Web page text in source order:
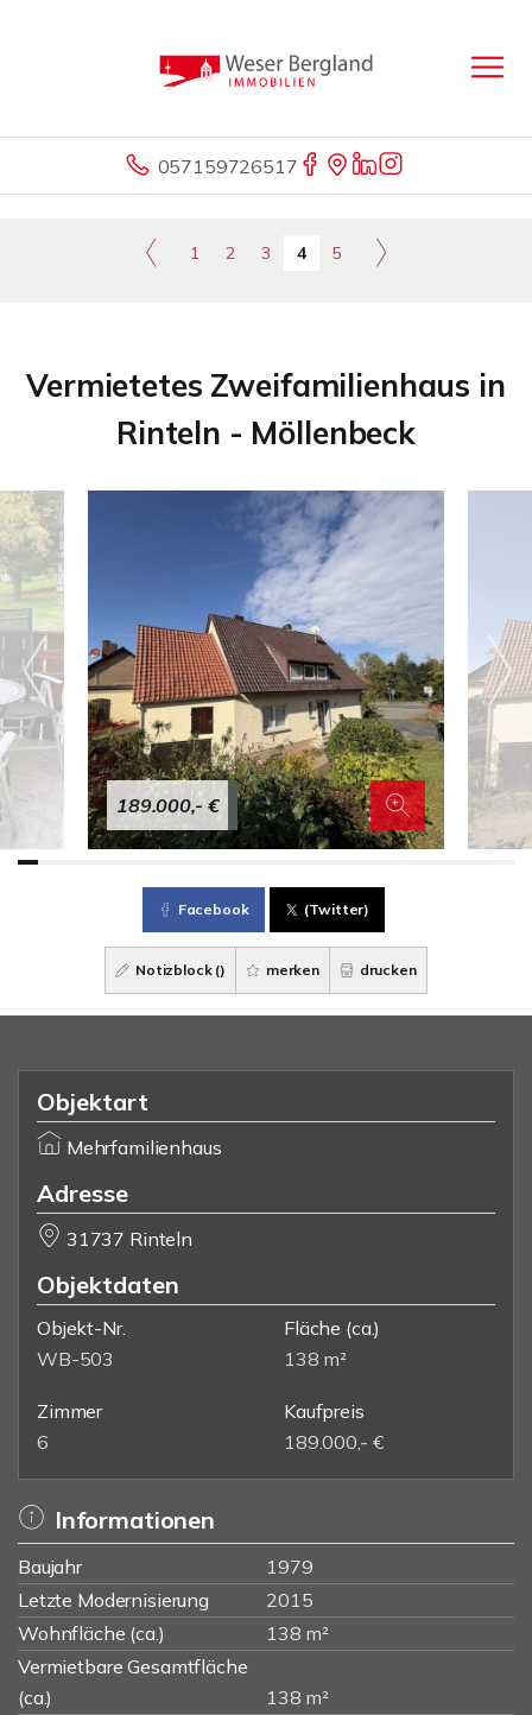
057159726517
1 2 3 4 5
Vermietetes Zweifamilienhaus in
Rinteln - Möllenbeck
189.000,- €
Facebook (Twitter)
Notizblock () merken drucken
Objektart
Mehrfamilienhaus
Adresse
31737 Rinteln
Objektdaten
Objekt-Nr.
WB-503
Fläche (ca.)
138 m²
Zimmer
6
Kaufpreis
189.000,- €
Informationen
Baujahr
1979
Letzte Modernisierung
2015
Wohnfläche (ca.)
138 m²
Vermietbare Gesamtfläche
(ca.)
138 m²